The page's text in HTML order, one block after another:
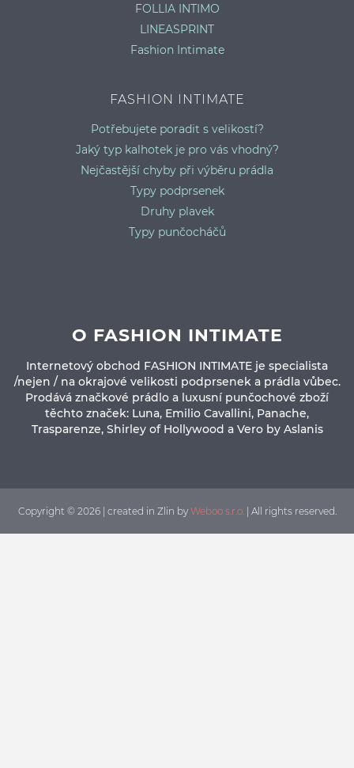
FOLLIA INTIMO
LINEASPRINT
Fashion Intimate
FASHION INTIMATE
Potřebujete poradit s velikostí?
Jaký typ kalhotek je pro vás vhodný?
Nejčastější chyby při výběru prádla
Typy podprsenek
Druhy plavek
Typy punčocháčů
O FASHION INTIMATE
Internetový obchod FASHION INTIMATE je specialista
/nejen / na okrajové velikosti podprsenek a prádla vůbec.
Prodává značkové prádlo a luxusní punčochové zboží
těchto značek: Luna, Emilio Cavallini, Panache,
Trasparenze, Shirley of Hollywood a Vero by Aslanis
Copyright © 2026 | created in Zlin by Weboo s.r.o. | All rights reserved.